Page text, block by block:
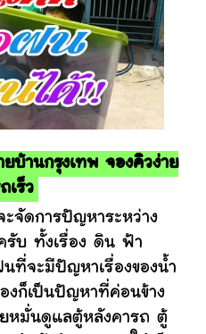
บ้านกรุงเทพ จองคิวง่าย
เร็ว
การปัญหาระหว่าง
รับ ทั้งเรื่อง ดิน ฟ้า
นที่จะมีปัญหาเรื่องของน้ำ
องก็เป็นปัญหาที่ค่อนข้าง
ยหมั่นดูแลตู้หลังคารถ ตู้